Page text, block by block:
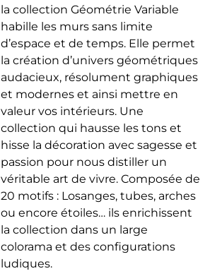
la collection Géométrie Variable
habille les murs sans limite
d’espace et de temps. Elle permet
la création d’univers géométriques
audacieux, résolument graphiques
et modernes et ainsi mettre en
valeur vos intérieurs. Une
collection qui hausse les tons et
hisse la décoration avec sagesse et
passion pour nous distiller un
véritable art de vivre. Composée de
20 motifs : Losanges, tubes, arches
ou encore étoiles… ils enrichissent
la collection dans un large
colorama et des configurations
ludiques.